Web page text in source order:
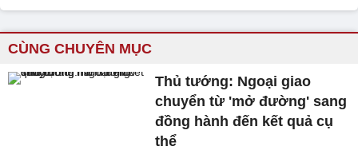
CÙNG CHUYÊN MỤC
Thủ tướng: Ngoại giao
chuyển từ 'mở đường' sang
đồng hành đến kết quả cụ
thể